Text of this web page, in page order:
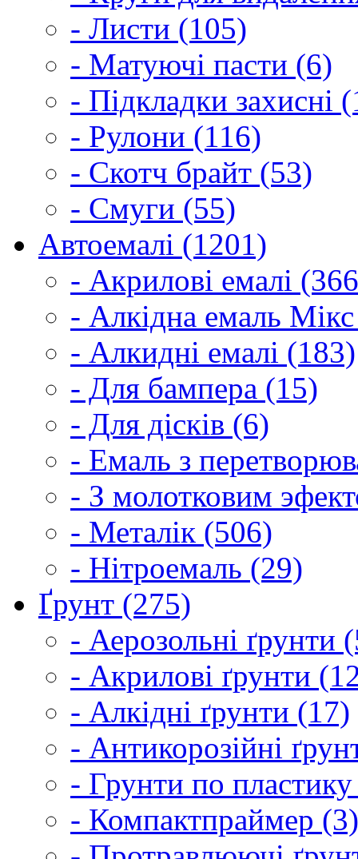
- Листи (105)
- Матуючі пасти (6)
- Підкладки захисні
- Рулони (116)
- Скотч брайт (53)
- Смуги (55)
Автоемалі (1201)
- Акрилові емалі
- Алкідна емаль
- Алкидні емалі (183)
- Для бампера (15)
- Для дісків (6)
- Емаль з
- З молотковим
- Металік (506)
- Нітроемаль (29)
Ґрунт (275)
- Аерозольні ґрунти
- Акрилові ґрунти
- Алкідні ґрунти (17)
- Антикорозійні
- Грунти по
- Компактпраймер (3)